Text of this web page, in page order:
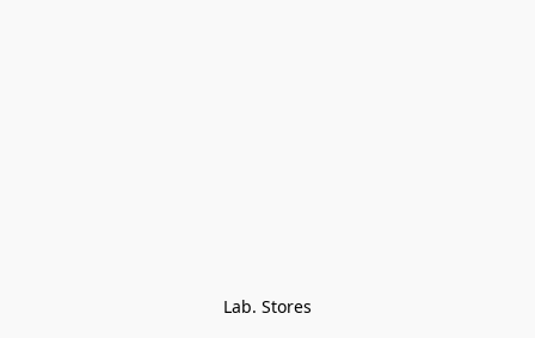
Lab. Stores